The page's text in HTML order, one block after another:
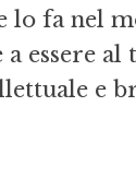
lo fa nel
essere al
e